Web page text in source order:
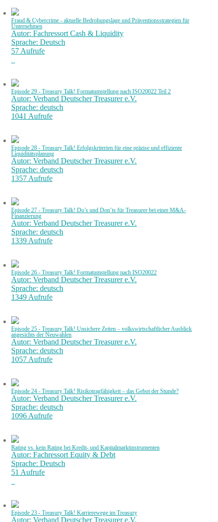
Fraud & Cybercrime - aktuelle Bedrohungslage und Präventionsstrategien für
Unternehmen
Autor: Fachressort Cash & Liquidity
Sprache: Deutsch
57 Aufrufe
Episode 29 - Treasury Talk! Formatumstellung nach ISO20022 Teil 2
Autor: Verband Deutscher Treasurer e.V.
Sprache: deutsch
1041 Aufrufe
Episode 28 - Treasury Talk! Erfolgskriterien für eine präzise und effiziente
Liquiditätsplanung
Autor: Verband Deutscher Treasurer e.V.
Sprache: deutsch
1357 Aufrufe
Episode 27 - Treasury Talk! Do’s und Don’ts für Treasurer bei einer M&A-
Finanzierung
Autor: Verband Deutscher Treasurer e.V.
Sprache: deutsch
1339 Aufrufe
Episode 26 - Treasury Talk! Formatumstellung nach ISO20022
Autor: Verband Deutscher Treasurer e.V.
Sprache: deutsch
1349 Aufrufe
Episode 25 - Treasury Talk! Unsichere Zeiten – volkswirtschaftlicher Ausblick
angesichts der Neuwahlen
Autor: Verband Deutscher Treasurer e.V.
Sprache: deutsch
1057 Aufrufe
Episode 24 - Treasury Talk! Risikotragfähigkeit – das Gebot der Stunde?
Autor: Verband Deutscher Treasurer e.V.
Sprache: deutsch
1096 Aufrufe
Rating vs. kein Rating bei Kredit- und Kapitalmarktinstrumenten
Autor: Fachressort Equity & Debt
Sprache: Deutsch
51 Aufrufe
Episode 23 - Treasury Talk! Karrierewege im Treasury
Autor: Verband Deutscher Treasurer e.V.